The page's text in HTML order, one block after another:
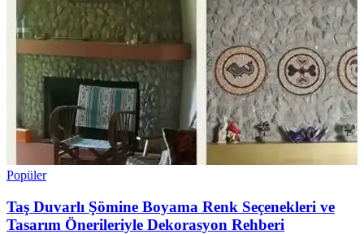
Popüler
Taş Duvarlı Şömine Boyama Renk Seçenekleri ve
Tasarım Önerileriyle Dekorasyon Rehberi